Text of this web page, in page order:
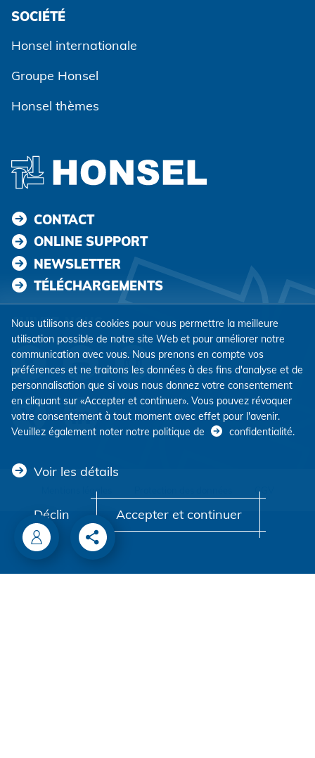
SOCIÉTÉ
Honsel internationale
Groupe Honsel
Honsel thèmes
CONTACT
ONLINE SUPPORT
NEWSLETTER
TÉLÉCHARGEMENTS
SUIVEZ-NOUS
Mentions légales CGV
Nous utilisons des cookies pour vous permettre la meilleure
utilisation possible de notre site Web et pour améliorer notre
communication avec vous. Nous prenons en compte vos
préférences et ne traitons les données à des fins d'analyse et de
personnalisation que si vous nous donnez votre consentement
en cliquant sur «Accepter et continuer». Vous pouvez révoquer
votre consentement à tout moment avec effet pour l'avenir.
Veuillez également noter notre politique de
confidentialité.
Voir les détails
Déclin Accepter et continuer